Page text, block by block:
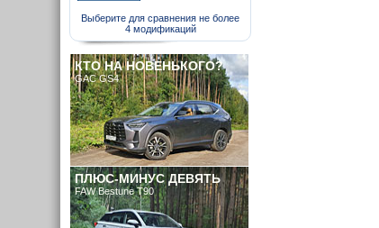
Выберите для сравнения не более
4 модификаций
КТО НА НОВЕНЬКОГО?
GAC GS4
ПЛЮС-МИНУС ДЕВЯТЬ
FAW Bestune T90